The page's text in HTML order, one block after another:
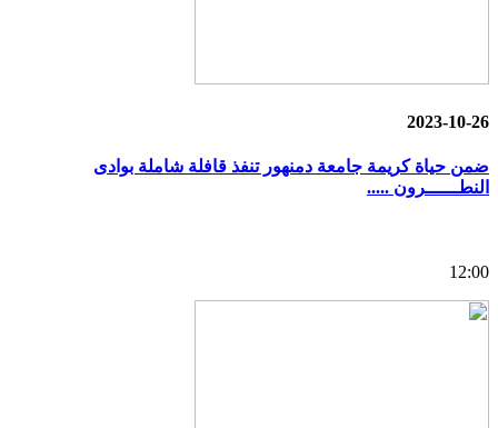
2023-10-26
ضمن حياة كريمة جامعة دمنهور تنفذ قافلة شاملة بوادى
النطــــــرون .....
12:00